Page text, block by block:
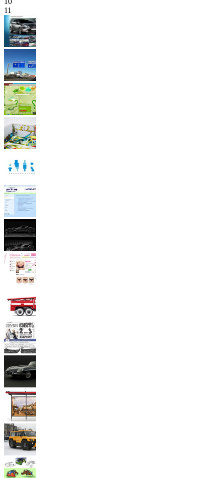
11